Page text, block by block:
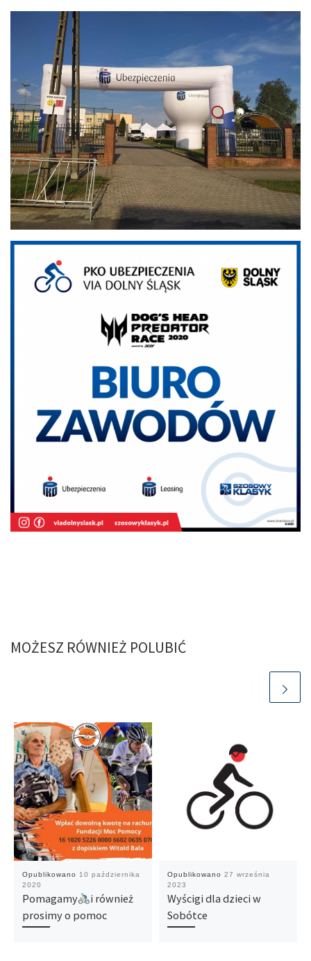
MOŻESZ RÓWNIEŻ POLUBIĆ
Opublikowano
10 października
2020
Pomagamy
i również
prosimy o pomoc
Opublikowano 27 września
2023
Wyścigi dla dzieci w
Sobótce